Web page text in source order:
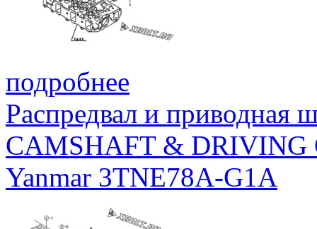
подробнее
Распредвал и приводная
CAMSHAFT & DRIVING
Yanmar 3TNE78A-G1A